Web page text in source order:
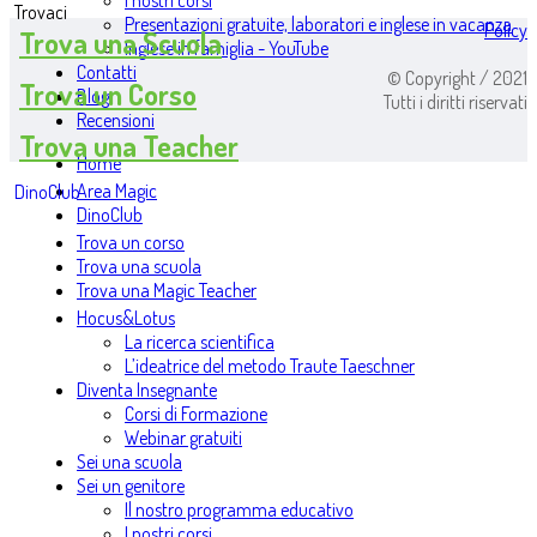
Presentazioni gratuite, laboratori e inglese in vacanza
Inglese in famiglia - YouTube
Contatti
Blog
Recensioni
Home
Area Magic
DinoClub
Trova un corso
Trova una scuola
Trova una Magic Teacher
Hocus&Lotus
La ricerca scientifica
L’ideatrice del metodo Traute Taeschner
Diventa Insegnante
Corsi di Formazione
Webinar gratuiti
Sei una scuola
Sei un genitore
Il nostro programma educativo
Trovaci
Trova una Scuola
Trova un Corso
Trova una Teacher
DinoClub
Policy
© Copyright / 2021
Tutti i diritti riservati